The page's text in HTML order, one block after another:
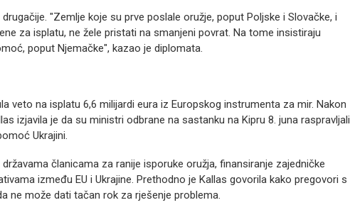
"Zemlje koje su prve poslale oružje, poput Poljske i Slovačke, i
za isplatu, ne žele pristati na smanjeni povrat. Na tome insistiraju
poput Njemačke", kazao je diplomata.
veto na isplatu 6,6 milijardi eura iz Europskog instrumenta za mir. Nakon
izjavila je da su ministri odbrane na sastanku na Kipru 8. juna raspravljali
Ukrajini.
članicama za ranije isporuke oružja, finansiranje zajedničke
između EU i Ukrajine. Prethodno je Kallas govorila kako pregovori s
ne može dati tačan rok za rješenje problema.